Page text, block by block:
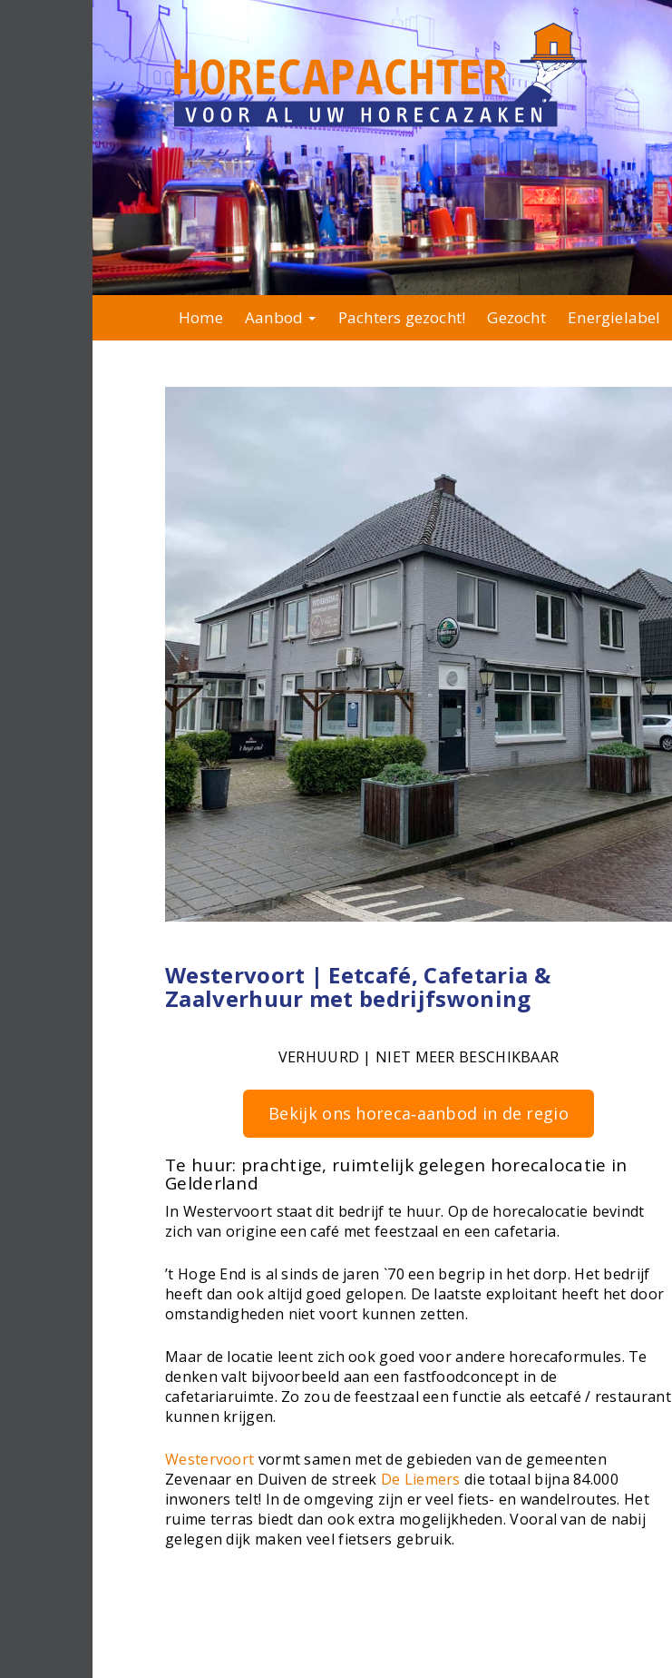
Home Aanbod Pachters gezocht! Gezocht Energielabel
Westervoort | Eetcafé, Cafetaria &
Zaalverhuur met bedrijfswoning
VERHUURD | NIET MEER BESCHIKBAAR
Bekijk ons horeca‑aanbod in de regio
Te huur: prachtige, ruimtelijk gelegen horecalocatie in
Gelderland
In Westervoort staat dit bedrijf te huur. Op de horecalocatie bevindt
zich van origine een café met feestzaal en een cafetaria.
’t Hoge End is al sinds de jaren `70 een begrip in het dorp. Het bedrijf
heeft dan ook altijd goed gelopen. De laatste exploitant heeft het door
omstandigheden niet voort kunnen zetten.
Maar de locatie leent zich ook goed voor andere horecaformules. Te
denken valt bijvoorbeeld aan een fastfoodconcept in de
cafetariaruimte. Zo zou de feestzaal een functie als eetcafé / restaurant
kunnen krijgen.
Westervoort vormt samen met de gebieden van de gemeenten
Zevenaar en Duiven de streek De Liemers die totaal bijna 84.000
inwoners telt! In de omgeving zijn er veel fiets- en wandelroutes. Het
ruime terras biedt dan ook extra mogelijkheden. Vooral van de nabij
gelegen dijk maken veel fietsers gebruik.